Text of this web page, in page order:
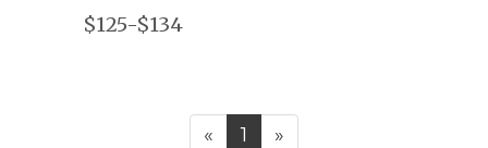
$125-$134
« 1 »